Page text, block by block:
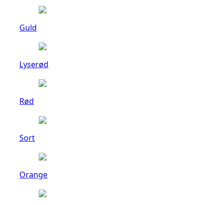
Guld
Lyserød
Rød
Sort
Orange